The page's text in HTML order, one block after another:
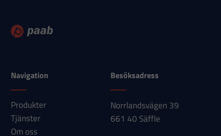
Navigation
Produkter
Tjänster
Om oss
Besöksadress
Norrlandsvägen 39
661 40 Säffle
inte att välja
behövs för
att hemsidan